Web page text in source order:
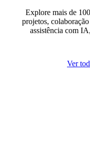
Explore mais de
projetos,
assistência com
Ver